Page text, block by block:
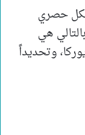
حصري
هي
وتحديداً